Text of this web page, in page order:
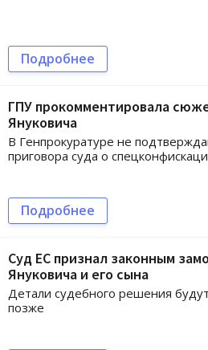
Подробнее
ГПУ прокомментировала
Януковича
В Генпрокуратуре не
приговора суда о
Подробнее
Суд ЕС признал законным
Януковича и его сына
Детали судебного решения
позже